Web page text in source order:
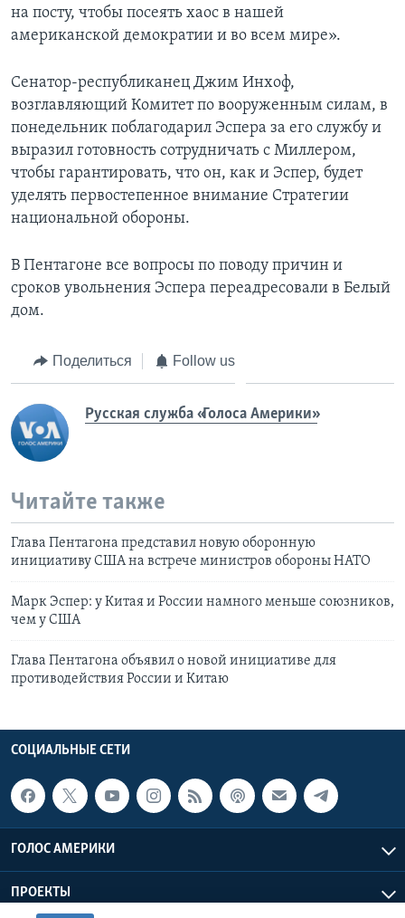
на посту, чтобы посеять хаос в нашей
американской демократии и во всем мире».
Сенатор-республиканец Джим Инхоф,
возглавляющий Комитет по вооруженным силам, в
понедельник поблагодарил Эспера за его службу и
выразил готовность сотрудничать с Миллером,
чтобы гарантировать, что он, как и Эспер, будет
уделять первостепенное внимание Стратегии
национальной обороны.
В Пентагоне все вопросы по поводу причин и
сроков увольнения Эспера переадресовали в Белый
дом.
Поделиться Follow us
Русская служба «Голоса Америки»
Читайте также
Глава Пентагона представил новую оборонную
инициативу США на встрече министров обороны НАТО
Марк Эспер: у Китая и России намного меньше союзников,
чем у США
Глава Пентагона объявил о новой инициативе для
противодействия России и Китаю
СОЦИАЛЬНЫЕ СЕТИ
ГОЛОС АМЕРИКИ
ПРОЕКТЫ